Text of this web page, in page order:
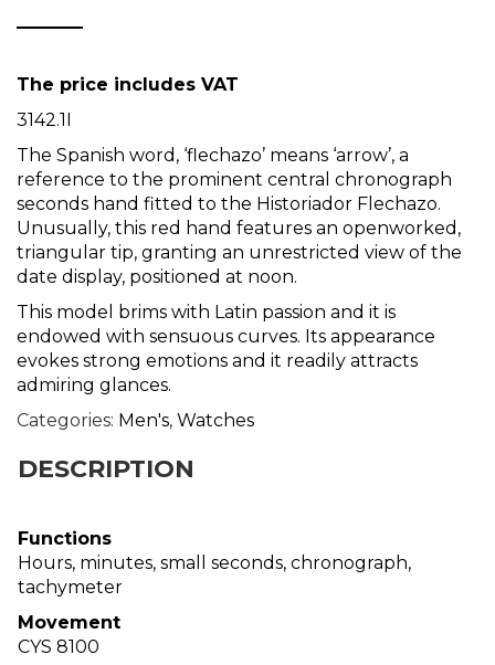
The price includes VAT
3142.1I
The Spanish word, ‘flechazo’ means ‘arrow’, a
reference to the prominent central chronograph
seconds hand fitted to the Historiador Flechazo.
Unusually, this red hand features an openworked,
triangular tip, granting an unrestricted view of the
date display, positioned at noon.
This model brims with Latin passion and it is
endowed with sensuous curves. Its appearance
evokes strong emotions and it readily attracts
admiring glances.
Categories: Men's, Watches
DESCRIPTION
Functions
Hours, minutes, small seconds, chronograph,
tachymeter
Movement
CYS 8100